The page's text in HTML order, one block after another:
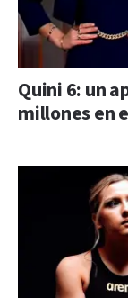
Quini 6: un
millones en